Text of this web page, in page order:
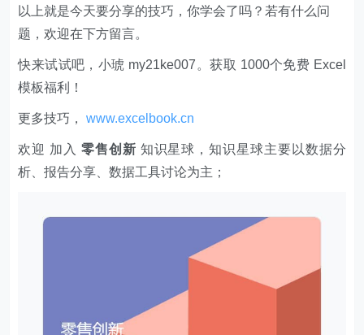
以上就是今天要分享的技巧，你学会了吗？若有什么问
题，欢迎在下方留言。
快来试试吧，小琥 my21ke007。获取 1000个免费 Excel
模板福利​​​​！
更多技巧，www.excelbook.cn
欢迎 加入 零售创新 知识星球，知识星球主要以数据分
析、报告分享、数据工具讨论为主；